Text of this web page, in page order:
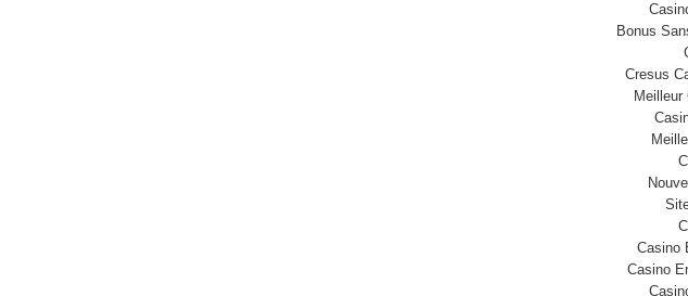
Bonus
Cresus
Meilleur
Casino
Casino